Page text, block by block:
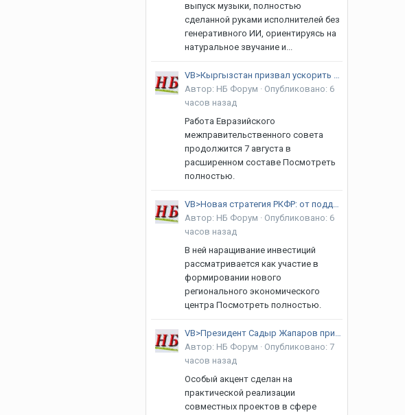
выпуск музыки, полностью
сделанной руками исполнителей без
генеративного ИИ, ориентируясь на
натуральное звучание и...
VB>Кыргызстан призвал ускорить реализацию договоренностей в рамках ЕАЭС
Автор: НБ Форум · Опубликовано: 6
часов назад
Работа Евразийского
межправительственного совета
продолжится 7 августа в
расширенном составе Посмотреть
полностью.
VB>Новая стратегия РКФР: от поддержки к интеграции
Автор: НБ Форум · Опубликовано: 6
часов назад
В ней наращивание инвестиций
рассматривается как участие в
формировании нового
регионального экономического
центра Посмотреть полностью.
VB>Президент Садыр Жапаров принял руководителей регионов России
Автор: НБ Форум · Опубликовано:7
часов назад
Особый акцент сделан на
практической реализации
совместных проектов в сфере